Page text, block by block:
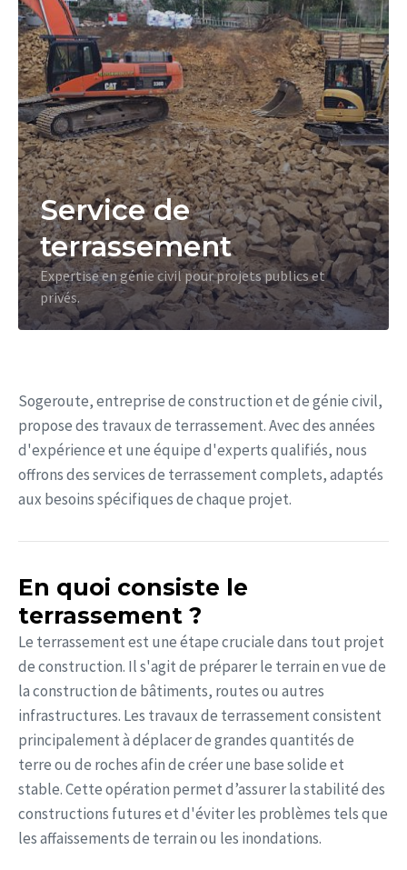
Service de
terrassement
Expertise en génie civil pour projets publics et
privés.
Sogeroute, entreprise de construction et de génie civil,
propose des travaux de terrassement. Avec des années
d'expérience et une équipe d'experts qualifiés, nous
offrons des services de terrassement complets, adaptés
aux besoins spécifiques de chaque projet.
En quoi consiste le
terrassement ?
Le terrassement est une étape cruciale dans tout projet
de construction. Il s'agit de préparer le terrain en vue de
la construction de bâtiments, routes ou autres
infrastructures. Les travaux de terrassement consistent
principalement à déplacer de grandes quantités de
terre ou de roches afin de créer une base solide et
stable. Cette opération permet d’assurer la stabilité des
constructions futures et d'éviter les problèmes tels que
les affaissements de terrain ou les inondations.